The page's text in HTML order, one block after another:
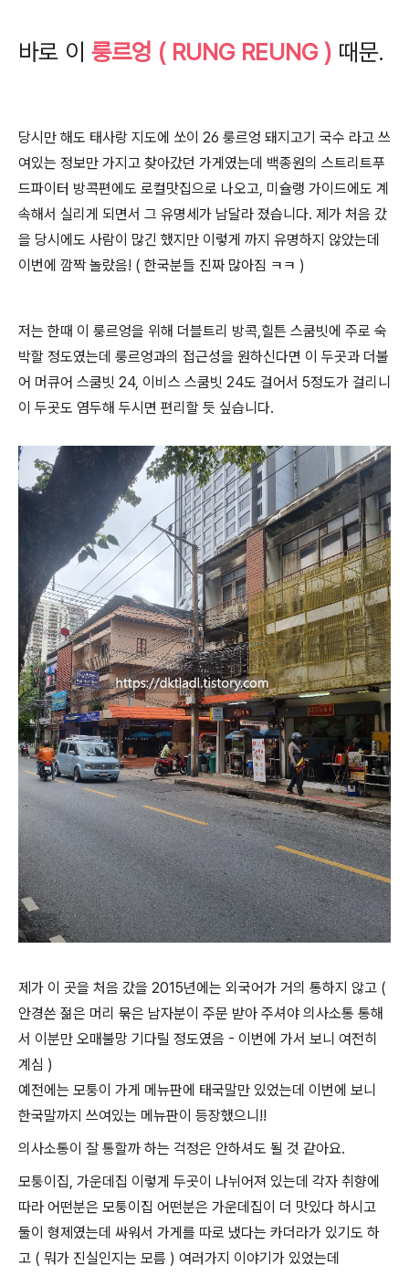
바로 이 룽르엉 ( RUNG REUNG ) 때문.
당시만 해도 태사랑 지도에 쏘이 26 룽르엉 돼지고기 국수 라고 쓰
여있는 정보만 가지고 찾아갔던 가게였는데 백종원의 스트리트푸
드파이터 방콕편에도 로컬맛집으로 나오고, 미슐랭 가이드에도 계
속해서 실리게 되면서 그 유명세가 남달라 졌습니다. 제가 처음 갔
을 당시에도 사람이 많긴 했지만 이렇게 까지 유명하지 않았는데
이번에 깜짝 놀랐음! ( 한국분들 진짜 많아짐 ㅋㅋ )
저는 한때 이 룽르엉을 위해 더블트리 방콕,힐튼 스쿰빗에 주로 숙
박할 정도였는데 룽르엉과의 접근성을 원하신다면 이 두곳과 더불
어 머큐어 스쿰빗 24, 이비스 스쿰빗 24도 걸어서 5정도가 걸리니
이 두곳도 염두해 두시면 편리할 듯 싶습니다.
제가 이 곳을 처음 갔을 2015년에는 외국어가 거의 통하지 않고 (
안경쓴 젊은 머리 묶은 남자분이 주문 받아 주셔야 의사소통 통해
서 이분만 오매불망 기다릴 정도였음 - 이번에 가서 보니 여전히
계심 )
예전에는 모퉁이 가게 메뉴판에 태국말만 있었는데 이번에 보니
한국말까지 쓰여있는 메뉴판이 등장했으니!!
의사소통이 잘 통할까 하는 걱정은 안하셔도 될 것 같아요.
모퉁이집, 가운데집 이렇게 두곳이 나뉘어져 있는데 각자 취향에
따라 어떤분은 모퉁이집 어떤분은 가운데집이 더 맛있다 하시고
둘이 형제였는데 싸워서 가게를 따로 냈다는 카더라가 있기도 하
고 ( 뭐가 진실인지는 모름 ) 여러가지 이야기가 있었는데